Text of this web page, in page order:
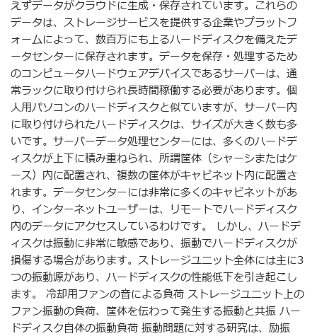
えずデータがクラウドに生成・保存されています。これらの
データは、ストレージサービスを提供する企業やプラットフ
ォームによって、数百万にも上るハードディスクを備えたデ
ータセンターに保存されます。データを保存・処理するため
のコンピュータハードウェアデバイスであるサーバーは、通
常ラックに取り付けられ長時間稼働する必要があります。個
人用パソコンのハードディスクと似ていますが、サーバー内
に取り付けられたハードディスクは、サイズが大きく数も多
いです。サーバーデータ処理センターには、多くのハードデ
ィスクが上下に積み重ねられ、所謂筐体（シャーシまたはケ
ース）内に配置され、複数の筐体がキャビネット内に配置さ
れます。データセンターには非常に多くのキャビネットがあ
り、インターネットユーザーは、リモートでハードディスク
内のデータにアクセスしているわけです。 しかし、ハードデ
ィスクは振動に非常に敏感であり、振動でハードディスクが
損傷する場合があります。ストレージユニット全体には主に3
つの振動源があり、ハードディスクの性能低下を引き起こし
ます。 冷却用ファンの音による負荷 ストレージユニット上の
ファン振動の負荷、筐体を伝わって発生する振動と共振 ハー
ドディスク自体の振動負荷 振動問題に対する研究は、励振